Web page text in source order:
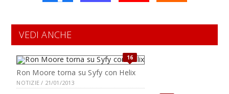
VEDI ANCHE
16
Ron Moore torna su Syfy con Helix
NOTIZIE / 21/01/2013